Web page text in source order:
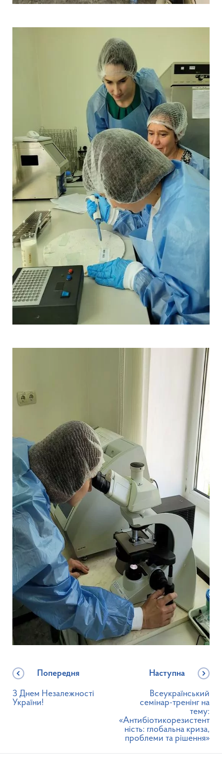
Попередня
З Днем Незалежності
України!
Наступна
Всеукраїнський
семінар-тренінг на
тему:
«Антибіотикорезистент
ність: глобальна криза,
проблеми та рішення»